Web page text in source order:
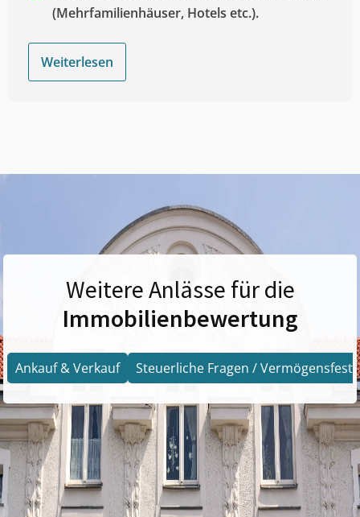
(Mehrfamilienhäuser, Hotels etc.).
Weiterlesen
Weitere Anlässe für die
Immobilienbewertung
Ankauf & Verkauf Steuerliche Fragen /